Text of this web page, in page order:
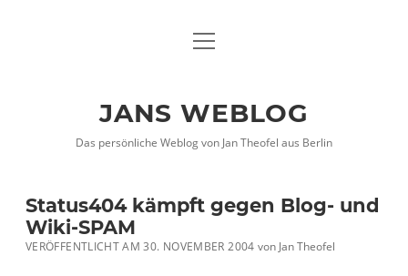
DATENSCHUTZHINWEISE
twitterfacebook
xing
Menü
JANS WEBLOG
Das persönliche Weblog von Jan Theofel aus Berlin
Status404 kämpft gegen Blog- und
Wiki-SPAM
VERÖFFENTLICHT AM 30. NOVEMBER 2004 vonJan Theofel